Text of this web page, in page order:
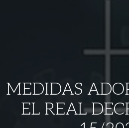
MEDIDAS
EL REAL